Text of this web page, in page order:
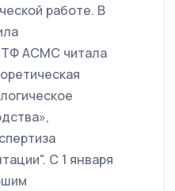
работе. В
ТФ АСМС читала
С 1 января